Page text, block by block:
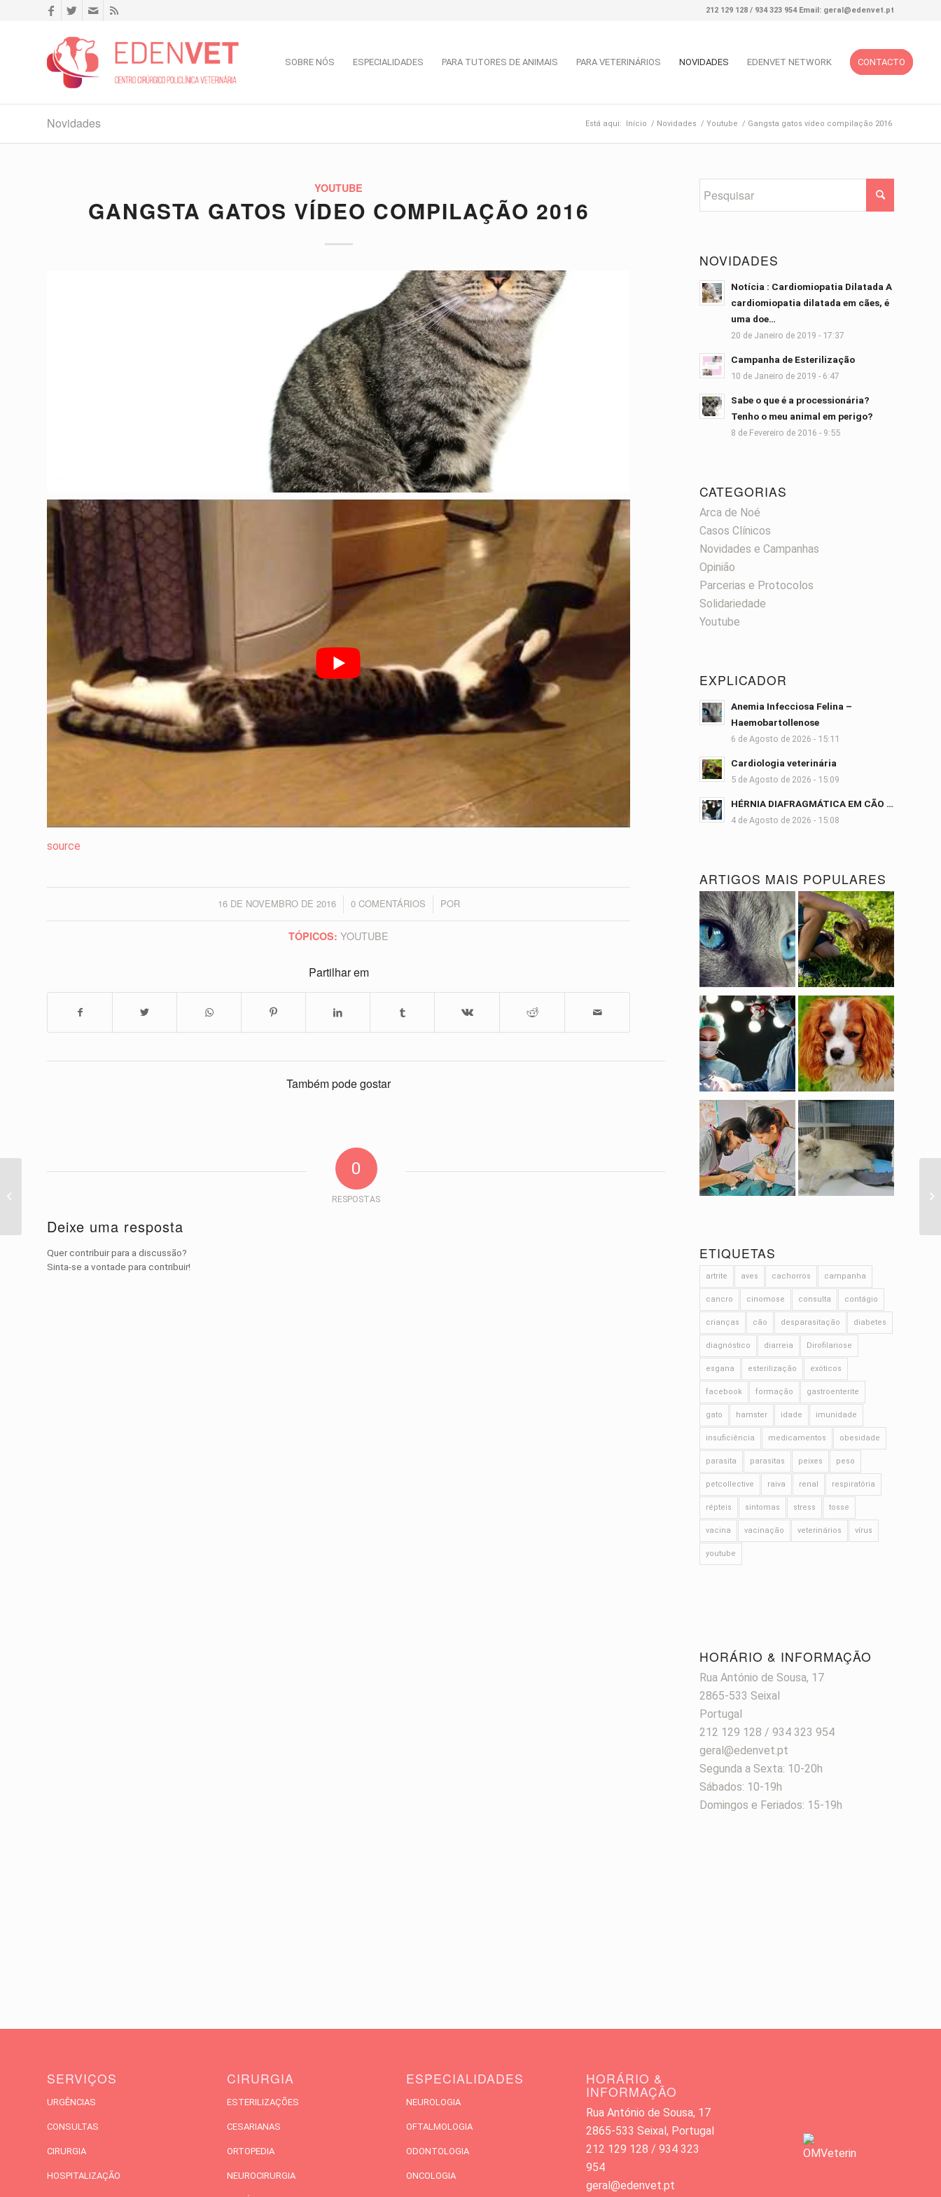
212 129 128 / 934 323 954 Email: geral@edenvet.pt
SOBRE NÓS ESPECIALIDADES PARA TUTORES DE ANIMAIS PARA VETERINÁRIOS NOVIDADES EDENVET NETWORK CONTACTO
Novidades Está aqui: Início / Novidades / Youtube / Gangsta gatos vídeo compilação 2016
YOUTUBE
GANGSTA GATOS VÍDEO COMPILAÇÃO 2016
source
16 DE NOVEMBRO DE 2016
/ 0 COMENTÁRIOS
/ POR
TÓPICOS: YOUTUBE
Partilhar em
Também pode gostar
0
RESPOSTAS
Deixe uma resposta
Quer contribuir para a discussão?
Sinta-se a vontade para contribuir!
NOVIDADES
Notícia : Cardiomiopatia Dilatada A
cardiomiopatia dilatada em cães, é
uma doe…
20 de Janeiro de 2019 - 17:37
Campanha de Esterilização
10 de Janeiro de 2019 - 6:47
Sabe o que é a processionária?
Tenho o meu animal em perigo?
8 de Fevereiro de 2016 - 9:55
CATEGORIAS
Arca de Noé
Casos Clínicos
Novidades e Campanhas
Opinião
Parcerias e Protocolos
Solidariedade
Youtube
EXPLICADOR
Anemia Infecciosa Felina –
Haemobartollenose
6 de Agosto de 2026 - 15:11
Cardiologia veterinária
5 de Agosto de 2026 - 15:09
HÉRNIA DIAFRAGMÁTICA EM CÃO …
4 de Agosto de 2026 - 15:08
ARTIGOS MAIS POPULARES
ETIQUETAS
artrite aves cachorros campanha
cancro cinomose consulta contágio
crianças cão desparasitação diabetes
diagnóstico diarreia Dirofilariose
esgana esterilização exóticos
facebook formação gastroenterite
gato hamster idade imunidade
insuficiência medicamentos obesidade
parasita parasitas peixes peso
petcollective raiva renal respiratória
répteis sintomas stress tosse
vacina vacinação veterinários vírus
youtube
HORÁRIO & INFORMAÇÃO
Rua António de Sousa, 17
2865-533 Seixal
Portugal
212 129 128 / 934 323 954
geral@edenvet.pt
Segunda a Sexta: 10-20h
Sábados: 10-19h
Domingos e Feriados: 15-19h
SERVIÇOS
URGÊNCIAS
CONSULTAS
CIRURGIA
HOSPITALIZAÇÃO
CIRURGIA
ESTERILIZAÇÕES
CESARIANAS
ORTOPEDIA
NEUROCIRURGIA
ESPECIALIDADES
NEUROLOGIA
OFTALMOLOGIA
ODONTOLOGIA
ONCOLOGIA
HORÁRIO &
INFORMAÇÃO
Rua António de Sousa, 17
2865-533 Seixal, Portugal
212 129 128 / 934 323
954
geral@edenvet.pt